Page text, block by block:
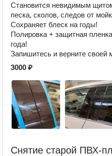
Становится невидимым
песка, сколов, следов от
Сохраняет блеск на годы!
Полировка + защитная
года!
Запишитесь и верните своей
3000 ₽
Снятие старой ПВХ-